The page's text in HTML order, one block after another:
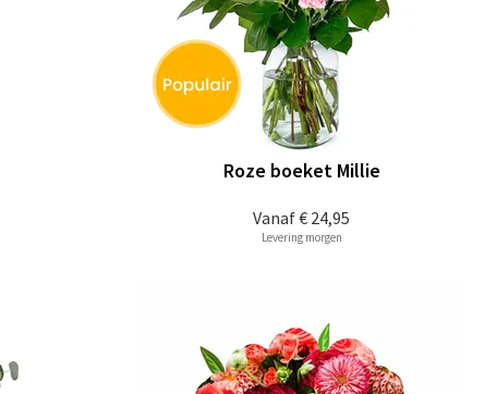
Vanaf€ 24,95
Roze boeket Millie
Levering morgen